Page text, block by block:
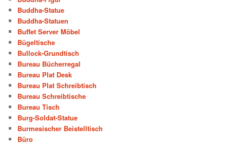
Buddha-Statue
Buddha-Statuen
Buffet Server Möbel
Bügeltische
Bullock-Grundtisch
Bureau Bücherregal
Bureau Plat Desk
Bureau Plat Schreibtisch
Bureau Schreibtische
Bureau Tisch
Burg-Soldat-Statue
Burmesischer Beistelltisch
Büro